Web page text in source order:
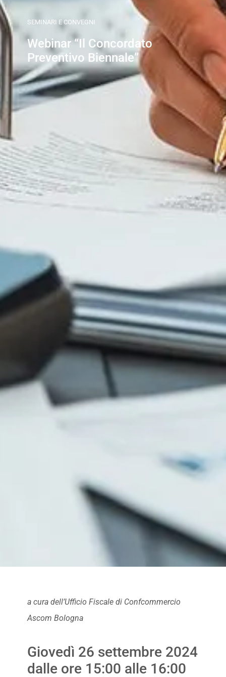
SEMINARI E CONVEGNI
Webinar “Il Concordato
Preventivo Biennale”
a cura dell’Ufficio Fiscale di Confcommercio
Ascom Bologna
Giovedì 26 settembre 2024
dalle ore 15:00 alle 16:00